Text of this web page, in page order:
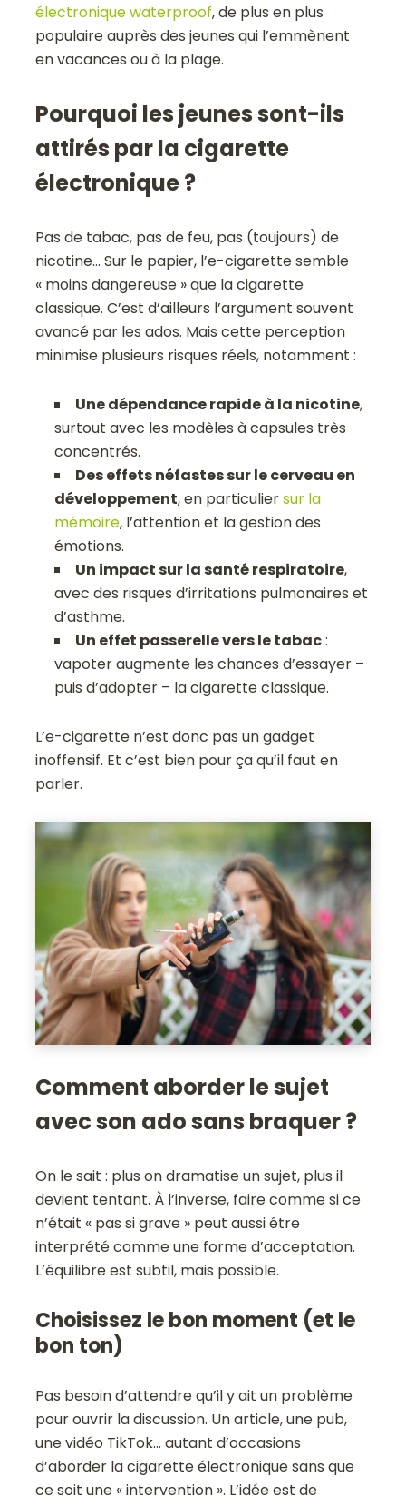
électronique waterproof, de plus en plus
populaire auprès des jeunes qui l’emmènent
en vacances ou à la plage.
Pourquoi les jeunes sont-ils
attirés par la cigarette
électronique ?
Pas de tabac, pas de feu, pas (toujours) de
nicotine… Sur le papier, l’e-cigarette semble
« moins dangereuse » que la cigarette
classique. C’est d’ailleurs l’argument souvent
avancé par les ados. Mais cette perception
minimise plusieurs risques réels, notamment :
Une dépendance rapide à la nicotine,
surtout avec les modèles à capsules très
concentrés.
Des effets néfastes sur le cerveau en
développement, en particuliersur la
mémoire, l’attention et la gestion des
émotions.
Un impact sur la santé respiratoire,
avec des risques d’irritations pulmonaires et
d’asthme.
Un effet passerelle vers le tabac:
vapoter augmente les chances d’essayer –
puis d’adopter – la cigarette classique.
L’e-cigarette n’est donc pas un gadget
inoffensif. Et c’est bien pour ça qu’il faut en
parler.
Comment aborder le sujet
avec son ado sans braquer ?
On le sait : plus on dramatise un sujet, plus il
devient tentant. À l’inverse, faire comme si ce
n’était « pas si grave » peut aussi être
interprété comme une forme d’acceptation.
L’équilibre est subtil, mais possible.
Choisissez le bon moment (et le
bon ton)
Pas besoin d’attendre qu’il y ait un problème
pour ouvrir la discussion. Un article, une pub,
une vidéo TikTok… autant d’occasions
d’aborder la cigarette électronique sans que
ce soit une « intervention ». L’idée est de